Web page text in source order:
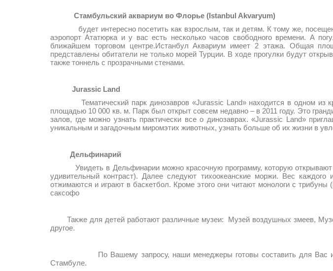
Стамбульский аквариум во Флорье (Istanbul Akvaryum)
будет интересно посетить как взрослым, так и детям. К тому же,
аэропорт Ататюрка и у вас есть несколько часов свободного времени. А
ближайшем торговом центре.Истанбул Аквариум имеет 2 этажа. Общая
представлены обитатели не только морей Турции. В ходе прогулки будут
также тоннель с прозрачными стенами.
Jurassic Land
Тематический парк динозавров «Jurassic Land» находится в одном из
площадью 10 000 кв. м. Парк был открыт совсем недавно – в 2011 году. Это
залов, где можно узнать практически все о динозаврах. «Jurassic Land»
уникальным и загадочным миромэтих животных, узнать больше об их жизни в
Дельфинарий
Увидеть в Дельфинарии можно красочную программу, которую открывают
удивительный контраст). Далее следуют тихоокеанские моржи. Вес
отжимаются и играют в баскетбол. Кроме этого они читают монологи с
саксофо
Также для детей работают различные музеи: Музей воздушных змеев,
другое.
По Вашему запросу, наши менеджеры готовы составить для Вас и
Стамбуле.